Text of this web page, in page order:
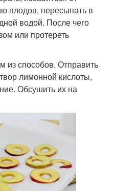
плодов, пересыпать в
водой. После чего
или протереть
из способов. Отправить
лимонной кислоты,
Обсушить их на